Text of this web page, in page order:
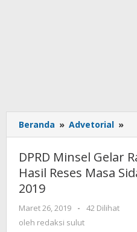
Beranda » Advetorial »
DPRD Minsel Gelar
Hasil Reses Masa
2019
Maret 26, 2019
oleh
redaksi
-
42 Dilihat
oleh redaksi sulut